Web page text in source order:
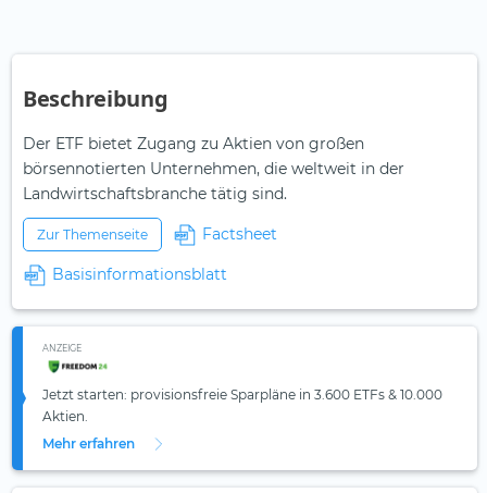
Beschreibung
Der ETF bietet Zugang zu Aktien von großen
börsennotierten Unternehmen, die weltweit in der
Landwirtschaftsbranche tätig sind.
Zur Themenseite Factsheet
Basisinformationsblatt
ANZEIGE
Jetzt starten: provisionsfreie Sparpläne in 3.600 ETFs & 10.000
Aktien.
Mehr erfahren